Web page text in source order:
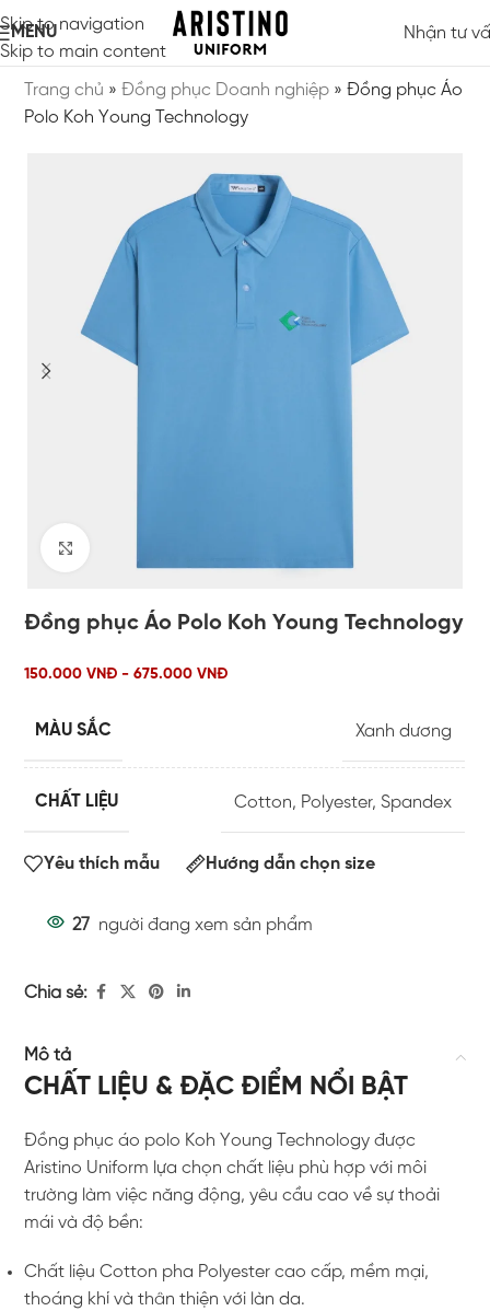
Skip to navigation
Skip to main content
MENU Nhận tư
Trang chủ »Đồng phục Doanh nghiệp »Đồng phục Áo
Polo Koh Young Technology
Đồng phục Áo Polo Koh Young Technology
150.000 VNĐ - 675.000 VNĐ
MÀU SẮC Xanh dương
CHẤT LIỆU Cotton, Polyester,Spandex
Yêu thích mẫu Hướng dẫn chọn size
27 người đang xem sản phẩm
Chia sẻ:
Mô tả
CHẤT LIỆU & ĐẶC ĐIỂM NỔI BẬT
Đồng phục áo polo Koh Young Technology được
Aristino Uniform lựa chọn chất liệu phù hợp với môi
trường làm việc năng động, yêu cầu cao về sự thoải
mái và độ bền:
Chất liệu Cotton pha Polyester cao cấp, mềm mại,
thoáng khí và thân thiện với làn da.